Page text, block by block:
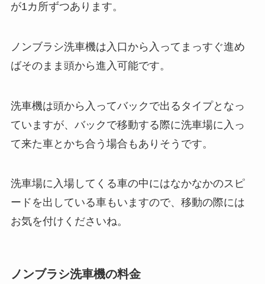
が1カ所ずつあります。
ノンブラシ洗車機は入口から入ってまっすぐ進め
ばそのまま頭から進入可能です。
洗車機は頭から入ってバックで出るタイプとなっ
ていますが、バックで移動する際に洗車場に入っ
て来た車とかち合う場合もありそうです。
洗車場に入場してくる車の中にはなかなかのスピ
ードを出している車もいますので、移動の際には
お気を付けくださいね。
ノンブラシ洗車機の料金